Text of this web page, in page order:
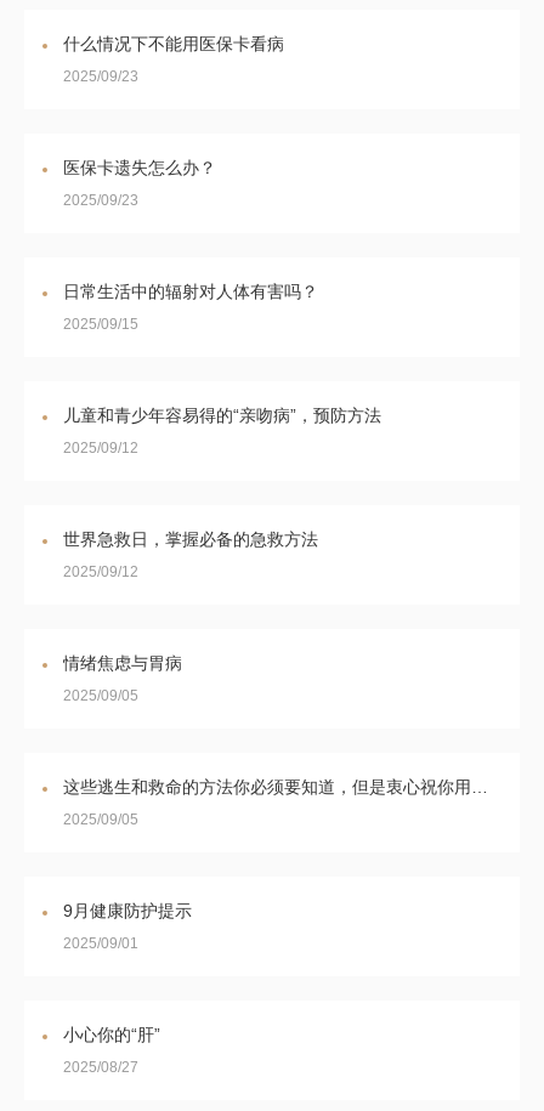
什么情况下不能用医保卡看病
2025/09/23
医保卡遗失怎么办？
2025/09/23
日常生活中的辐射对人体有害吗？
2025/09/15
儿童和青少年容易得的“亲吻病”，预防方法
2025/09/12
世界急救日，掌握必备的急救方法
2025/09/12
情绪焦虑与胃病
2025/09/05
2025/09/05
9月健康防护提示
2025/09/01
小心你的“肝”
2025/08/27